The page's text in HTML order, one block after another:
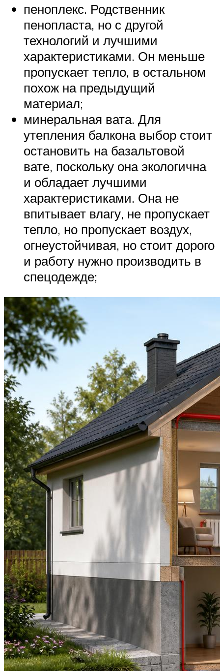
пеноплекс. Родственник
пенопласта, но с другой
технологий и лучшими
характеристиками. Он меньше
пропускает тепло, в остальном
похож на предыдущий
материал;
минеральная вата. Для
утепления балкона выбор стоит
остановить на базальтовой
вате, поскольку она экологична
и обладает лучшими
характеристиками. Она не
впитывает влагу, не пропускает
тепло, но пропускает воздух,
огнеустойчивая, но стоит дорого
и работу нужно производить в
спецодежде;